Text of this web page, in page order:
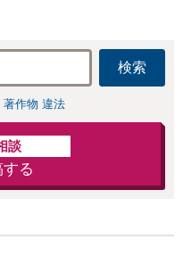
ださい。
検索
著作物 違法
談
る